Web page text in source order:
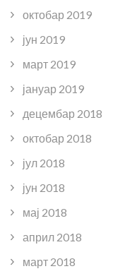
октобар 2019
јун 2019
март 2019
јануар 2019
децембар 2018
октобар 2018
јул 2018
јун 2018
мај 2018
април 2018
март 2018